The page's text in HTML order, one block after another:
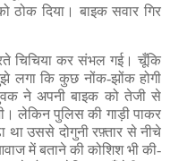
दिया। बाइक सवार गिर
चिचिया कर संभल गई। चूँकि
लगा कि कुछ नोंक-झोंक होगी
ने अपनी बाइक को तेजी से
लेकिन पुलिस की गाड़ी पाकर
उससे दोगुनी रफ़्तार से नीचे
में बताने की कोशिश भी की-